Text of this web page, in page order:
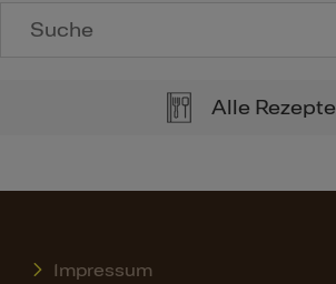
Alle Rezepte
Impressum